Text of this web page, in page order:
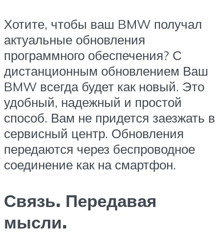
Хотите, чтобы ваш BMW получал
актуальные обновления
программного обеспечения? С
дистанционным обновлением Ваш
BMW всегда будет как новый. Это
удобный, надежный и простой
способ. Вам не придется заезжать в
сервисный центр. Обновления
передаются через беспроводное
соединение как на смартфон.
Связь. Передавая
мысли.